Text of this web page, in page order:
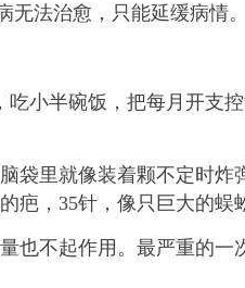
法治愈，只能延缓病情。
半碗饭，把每月开支控
里就像装着颗不定时炸
，35针，像只巨大的蜈
不起作用。最严重的一